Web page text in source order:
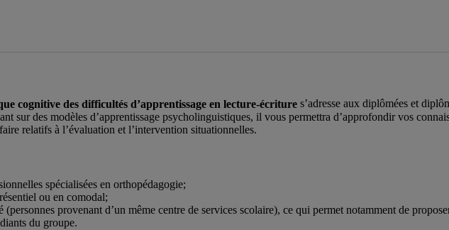
cognitive des difficultés d’apprentissage en lecture-écriture s’adresse aux diplômées et
sur des modèles d’apprentissage psycholinguistiques, il vous permettra d’approfondir vos
relatifs à l’évaluation et l’intervention situationnelles.
spécialisées en orthopédagogie;
ou en comodal;
provenant d’un même centre de services scolaire), ce qui permet notamment de
du groupe.